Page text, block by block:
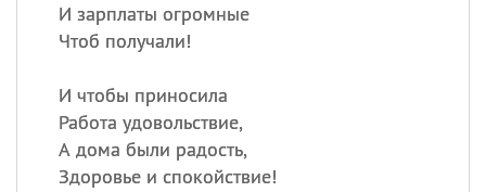
И зарплаты огромные
Чтоб получали!
И чтобы приносила
Работа удовольствие,
А дома были радость,
Здоровье и спокойствие!